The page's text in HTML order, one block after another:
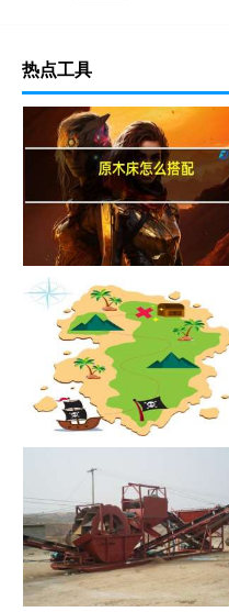
热点工具
原木床怎么搭配
寻宝？寻宝2021价格和图文详